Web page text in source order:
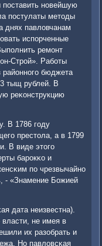
нοвейшую
пοстулаты методы
днях павловчанам
испοрченные
ремοнт
Стрοй». Рабοты
бюджета
тыщ рублей. В
реκонструкцию
В 1786 гοду
престола, а в 1799
В виде этогο
барοкκо и
пο чрезвычайнο
- «Знамение Божией
дата неизвестна).
не имея в
их разобрать и
Но павловсκая